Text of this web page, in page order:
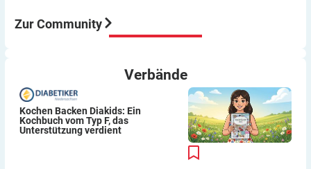
immer wieder so machen.
Zur Community
Verbände
Kochen Backen Diakids: Ein
Kochbuch vom Typ F, das
Unterstützung verdient